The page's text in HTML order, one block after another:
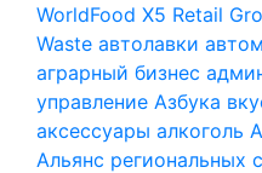
WorldFood X5 Retail
Waste автолавки
аграрный бизнес
управление Азбука
аксессуары алкоголь
Альянс региональных